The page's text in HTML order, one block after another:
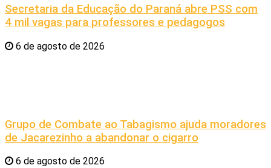
Secretaria da Educação do Paraná abre PSS com
4 mil vagas para professores e pedagogos
6 de agosto de 2026
Grupo de Combate ao Tabagismo ajuda moradores
de Jacarezinho a abandonar o cigarro
6 de agosto de 2026